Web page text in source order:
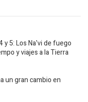
y 5: Los Na'vi de fuego
y viajes a la Tierra
un gran cambio en